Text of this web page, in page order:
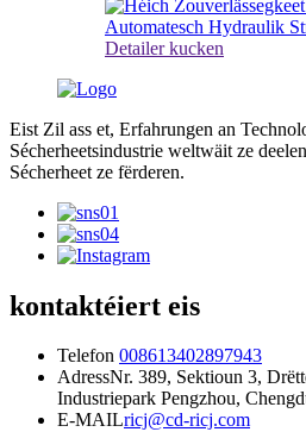
Detailer kucken
Eist Zil ass et, Erfahrungen an
Sécherheetsindustrie weltwäit ze
Sécherheet ze fërderen.
kontaktéiert eis
Telefon 008613402897943
AdressNr. 389, Sektioun 3,
Industriepark Pengzhou,
E-MAILricj@cd-ricj.com